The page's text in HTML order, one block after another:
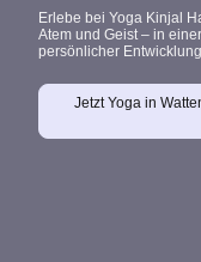
Erlebe bei Yoga Kinjal
Atem und Geist– in
persönlicher
Jetzt Yoga in